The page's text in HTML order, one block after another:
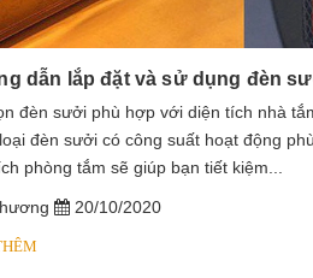
dẫn lắp đặt và sử dụng đèn
đèn sưởi phù hợp với diện tích nhà
đèn sưởi có công suất hoạt động
phòng tắm sẽ giúp bạn tiết kiệm...
20/10/2020